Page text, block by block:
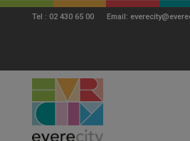
Tel : 02 430 65 00 Email: